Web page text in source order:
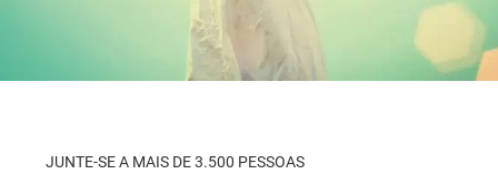
JUNTE-SE A MAIS DE 3.500 PESSOAS